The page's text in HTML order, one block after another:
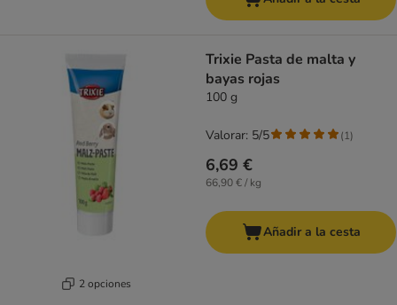
2 opciones
Trixie Pasta de malta y
bayas rojas
100 g
6,69 €
66,90 € / kg
Valorar: 5/5 (1)
Añadir a la cesta